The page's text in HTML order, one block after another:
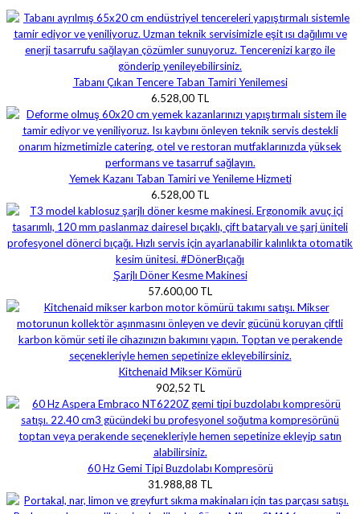
Tabanı Çıkan Tencere Taban Tamiri Yenilemesi
6.528,00 TL
Yemek Kazanı Taban Tamiri ve Yenileme Hizmeti
6.528,00 TL
Şarjlı Döner Kesme Makinesi
57.600,00 TL
Kitchenaid Mikser Kömürü
902,52 TL
60 Hz Gemi Tipi Buzdolabı Kompresörü
31.988,88 TL